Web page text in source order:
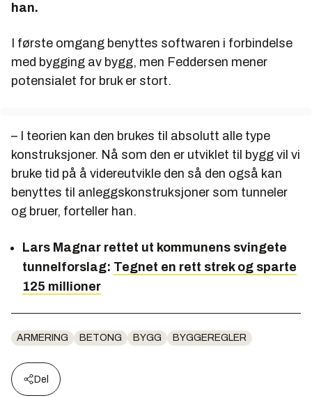
han.
I første omgang benyttes softwaren i forbindelse
med bygging av bygg, men Feddersen mener
potensialet for bruk er stort.
– I teorien kan den brukes til absolutt alle type
konstruksjoner. Nå som den er utviklet til bygg vil vi
bruke tid på å videreutvikle den så den også kan
benyttes til anleggskonstruksjoner som tunneler
og bruer, forteller han.
Lars Magnar rettet ut kommunens svingete
tunnelforslag: Tegnet en rett strek og sparte
125 millioner
ARMERING BETONG BYGG BYGGEREGLER
Del